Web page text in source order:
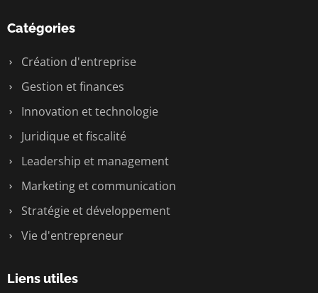
Catégories
Création d'entreprise
Gestion et finances
Innovation et technologie
Juridique et fiscalité
Leadership et management
Marketing et communication
Stratégie et développement
Vie d'entrepreneur
Liens utiles